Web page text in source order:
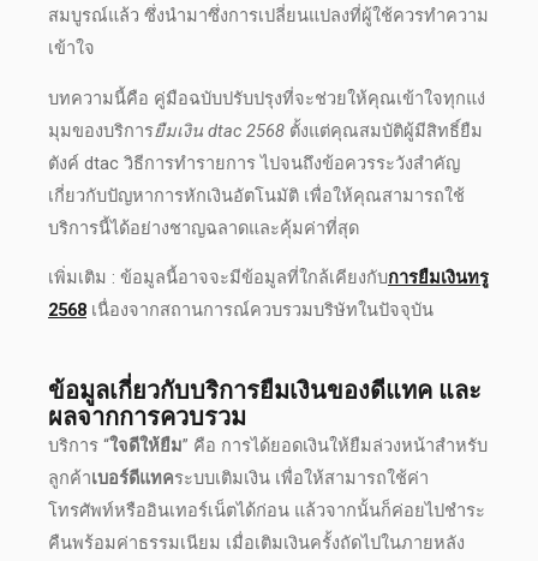
สมบูรณ์แล้ว ซึ่งนำมาซึ่งการเปลี่ยนแปลงที่ผู้ใช้ควรทำความ
เข้าใจ
บทความนี้คือ คู่มือฉบับปรับปรุงที่จะช่วยให้คุณเข้าใจทุกแง่
มุมของบริการยืมเงิน dtac 2568 ตั้งแต่คุณสมบัติผู้มีสิทธิ์ยืม
ตังค์ dtac วิธีการทำรายการ ไปจนถึงข้อควรระวังสำคัญ
เกี่ยวกับปัญหาการหักเงินอัตโนมัติ เพื่อให้คุณสามารถใช้
บริการนี้ได้อย่างชาญฉลาดและคุ้มค่าที่สุด
เพิ่มเติม : ข้อมูลนี้อาจจะมีข้อมูลที่ใกล้เคียงกับการยืมเงินทรู
2568 เนื่องจากสถานการณ์ควบรวมบริษัทในปัจจุบัน
ข้อมูลเกี่ยวกับบริการยืมเงินของดีแทค และ
ผลจากการควบรวม
บริการ “ใจดีให้ยืม” คือ การได้ยอดเงินให้ยืมล่วงหน้าสำหรับ
ลูกค้าเบอร์ดีแทคระบบเติมเงิน เพื่อให้สามารถใช้ค่า
โทรศัพท์หรืออินเทอร์เน็ตได้ก่อน แล้วจากนั้นก็ค่อยไปชำระ
คืนพร้อมค่าธรรมเนียม เมื่อเติมเงินครั้งถัดไปในภายหลัง